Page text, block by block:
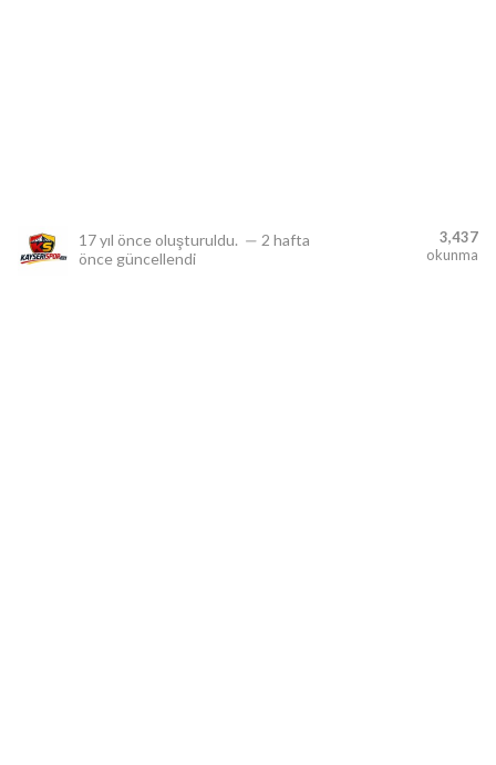
17 yıl önce oluşturuldu. — 2 hafta
önce güncellendi
3,437
okunma